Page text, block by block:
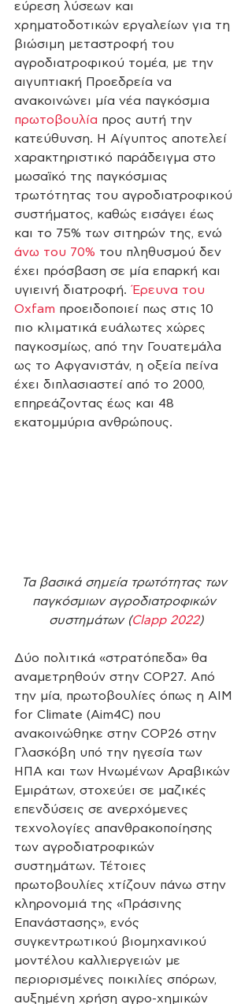
εύρεση λύσεων και
χρηματοδοτικών εργαλείων για τη
βιώσιμη μεταστροφή του
αγροδιατροφικού τομέα, με την
αιγυπτιακή Προεδρεία να
ανακοινώνει μία νέα παγκόσμια
πρωτοβουλία προς αυτή την
κατεύθυνση. Η Αίγυπτος αποτελεί
χαρακτηριστικό παράδειγμα στο
μωσαϊκό της παγκόσμιας
τρωτότητας του αγροδιατροφικού
συστήματος, καθώς εισάγει έως
και το 75% των σιτηρών της, ενώ
άνω του 70% του πληθυσμού δεν
έχει πρόσβαση σε μία επαρκή και
υγιεινή διατροφή. Έρευνα του
Oxfam προειδοποιεί πως στις 10
πιο κλιματικά ευάλωτες χώρες
παγκοσμίως, από την Γουατεμάλα
ως το Αφγανιστάν, η οξεία πείνα
έχει διπλασιαστεί από το 2000,
επηρεάζοντας έως και 48
εκατομμύρια ανθρώπους.
Τα βασικά σημεία τρωτότητας των
παγκόσμιων αγροδιατροφικών
συστημάτων (Clapp 2022)
Δύο πολιτικά «στρατόπεδα» θα
αναμετρηθούν στην COP27. Από
την μία, πρωτοβουλίες όπως η AIM
for Climate (Aim4C) που
ανακοινώθηκε στην COP26 στην
Γλασκόβη υπό την ηγεσία των
ΗΠΑ και των Ηνωμένων Αραβικών
Εμιράτων, στοχεύει σε μαζικές
επενδύσεις σε ανερχόμενες
τεχνολογίες απανθρακοποίησης
των αγροδιατροφικών
συστημάτων. Τέτοιες
πρωτοβουλίες χτίζουν πάνω στην
κληρονομιά της «Πράσινης
Επανάστασης», ενός
συγκεντρωτικού βιομηχανικού
μοντέλου καλλιεργειών με
περιορισμένες ποικιλίες σπόρων,
αυξημένη χρήση αγρο-χημικών